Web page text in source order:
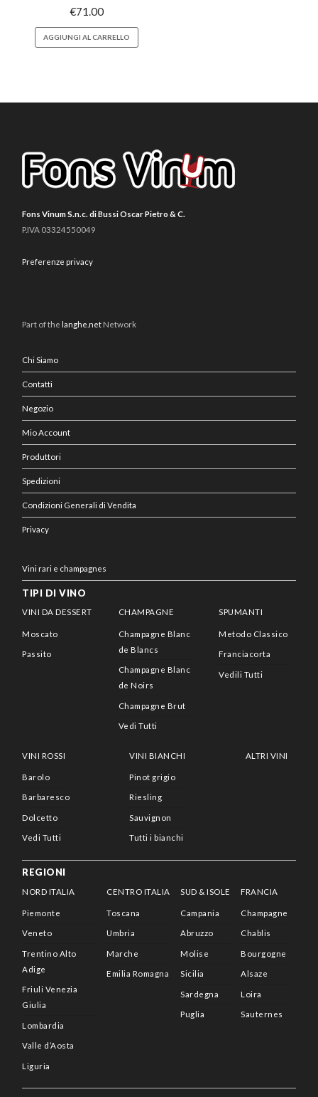
€71.00
AGGIUNGI AL CARRELLO
Fons Vinum S.n.c. di Bussi Oscar Pietro & C.
P.IVA 03324550049
Preferenze privacy
Part of thelanghe.net Network
Chi Siamo
Contatti
Negozio
Mio Account
Produttori
Spedizioni
Condizioni Generali di Vendita
Privacy
Vini rari e champagnes
TIPI DI VINO
VINI DA DESSERT
Moscato
Passito
CHAMPAGNE
Champagne Blanc
de Blancs
Champagne Blanc
de Noirs
Champagne Brut
Vedi Tutti
SPUMANTI
Metodo Classico
Franciacorta
Vedili Tutti
VINI ROSSI
Barolo
Barbaresco
Dolcetto
Vedi Tutti
VINI BIANCHI
Pinot grigio
Riesling
Sauvignon
Tutti i bianchi
ALTRI VINI
REGIONI
NORD ITALIA
Piemonte
Veneto
Trentino Alto
Adige
Friuli Venezia
Giulia
Lombardia
Valle d’Aosta
Liguria
CENTRO ITALIA
Toscana
Umbria
Marche
Emilia Romagna
SUD & ISOLE
Campania
Abruzzo
Molise
Sicilia
Sardegna
Puglia
FRANCIA
Champagne
Chablis
Bourgogne
Alsaze
Loira
Sauternes